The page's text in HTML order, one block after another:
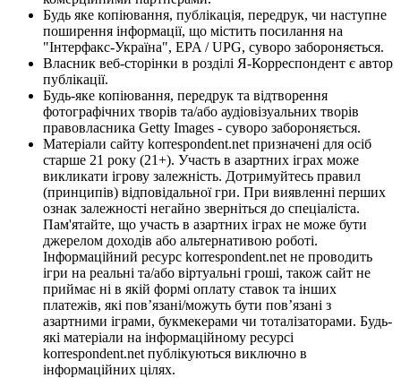
Будь яке копіювання, публікація, передрук, чи наступне
поширення інформації, що містить посилання на
"Інтерфакс-Україна", EPA / UPG, суворо забороняється.
Власник веб-сторінки в розділі Я-Корреспондент є автор
публікації.
Будь-яке копіювання, передрук та відтворення
фотографічних творів та/або аудіовізуальних творів
правовласника Getty Images - суворо забороняється.
Матеріали сайту korrespondent.net призначені для осіб
старше 21 року (21+). Участь в азартних іграх може
викликати ігрову залежність. Дотримуйтесь правил
(принципів) відповідальної гри. При виявленні перших
ознак залежності негайно зверніться до спеціаліста.
Пам'ятайте, що участь в азартних іграх не може бути
джерелом доходів або альтернативою роботі.
Інформаційний ресурс korrespondent.net не проводить
ігри на реальні та/або віртуальні гроші, також сайт не
приймає ні в якій формі оплату ставок та інших
платежів, які пов’язані/можуть бути пов’язані з
азартними іграми, букмекерами чи тоталізаторами. Будь-
які матеріали на інформаційному ресурсі
korrespondent.net публікуються виключно в
інформаційних цілях.